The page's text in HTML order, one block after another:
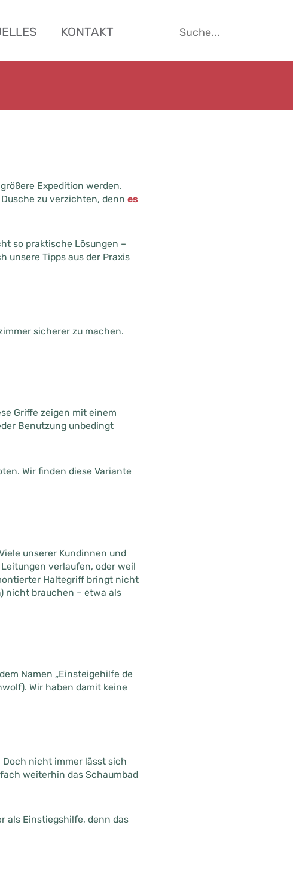
KONTAKT
Expedition werden.
zu verzichten, denn es
so praktische Lösungen –
unsere Tipps aus der Praxis
sicherer zu machen.
Griffe zeigen mit einem
Benutzung unbedingt
Wir finden diese Variante
unserer Kundinnen und
verlaufen, oder weil
Haltegriff bringt nicht
nicht brauchen – etwa als
Namen „Einsteigehilfe de
Wir haben damit keine
nicht immer lässt sich
weiterhin das Schaumbad
als Einstiegshilfe, denn das